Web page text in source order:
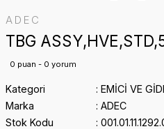
ADEC
TBG
0 puan - 0 yorum
Kategori
EMİCİ VE
Marka
ADEC
Stok Kodu